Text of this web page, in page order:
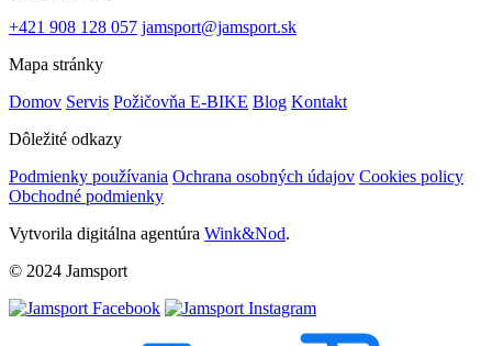
+421 908 128 057 jamsport@jamsport.sk
Mapa stránky
Domov Servis Požičovňa E-BIKE Blog Kontakt
Dôležité odkazy
Podmienky používania Ochrana osobných údajov Cookies policy
Obchodné podmienky
Vytvorila digitálna agentúra Wink&Nod.
© 2024 Jamsport